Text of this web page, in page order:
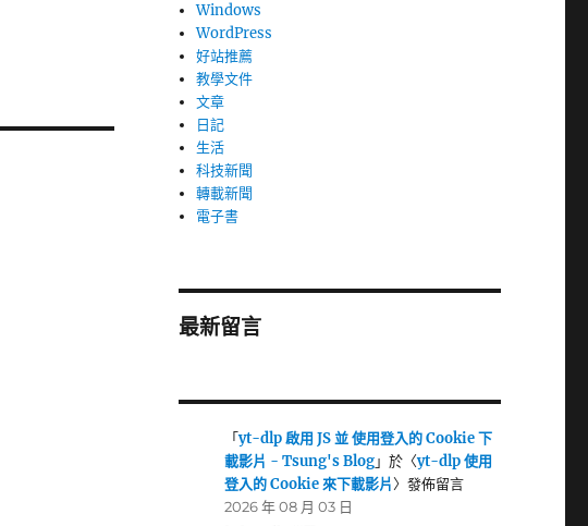
Windows
WordPress
好站推薦
教學文件
文章
日記
生活
科技新聞
轉載新聞
電子書
最新留言
「yt-dlp 啟用 JS 並 使用登入的 Cookie 下
載影片 - Tsung's Blog」於〈yt-dlp 使用
登入的 Cookie 來下載影片〉發佈留言
2026 年 08 月 03 日